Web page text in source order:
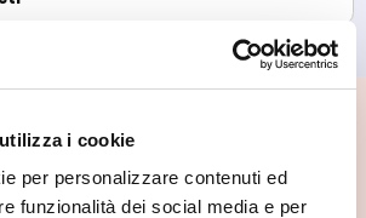
i cookie
per personalizzare contenuti ed
funzionalità dei social media e per
nei dintorni
più su questa zona, qui trovi altri